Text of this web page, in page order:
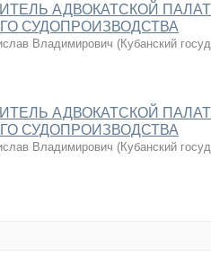
АДВОКАТСКОЙ
СУДОПРОИЗВОДСТВА
Владимирович (Кубанский
АДВОКАТСКОЙ
СУДОПРОИЗВОДСТВА
Владимирович (Кубанский